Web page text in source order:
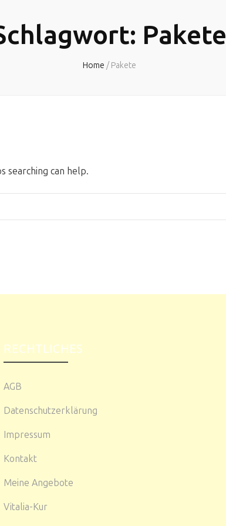
Pakete
Home / Pakete
searching can help.
RECHTLICHES
AGB
Datenschutzerklärung
Impressum
Kontakt
Meine Angebote
Vitalia-Kur